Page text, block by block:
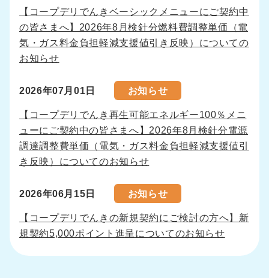
【コープデリでんきベーシックメニューにご契約中
の皆さまへ】2026年8月検針分燃料費調整単価（電
気・ガス料金負担軽減支援値引き反映）についての
お知らせ
2026年07月01日 お知らせ
【コープデリでんき再生可能エネルギー100％メニ
ューにご契約中の皆さまへ】2026年8月検針分電源
調達調整費単価（電気・ガス料金負担軽減支援値引
き反映）についてのお知らせ
2026年06月15日 お知らせ
【コープデリでんきの新規契約にご検討の方へ】新
規契約5,000ポイント進呈についてのお知らせ